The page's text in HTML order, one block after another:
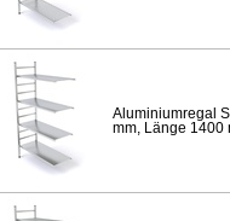
Aluminiumregal
mm, Länge 1400